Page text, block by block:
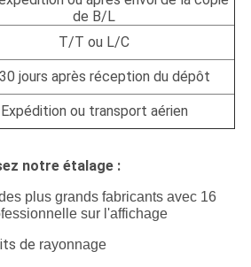
de B/L
T/T ou L/C
jours après réception du dépôt
Expédition ou transport aérien
notre étalage :
plus grands fabricants avec 16
sur l'affichage
de rayonnage